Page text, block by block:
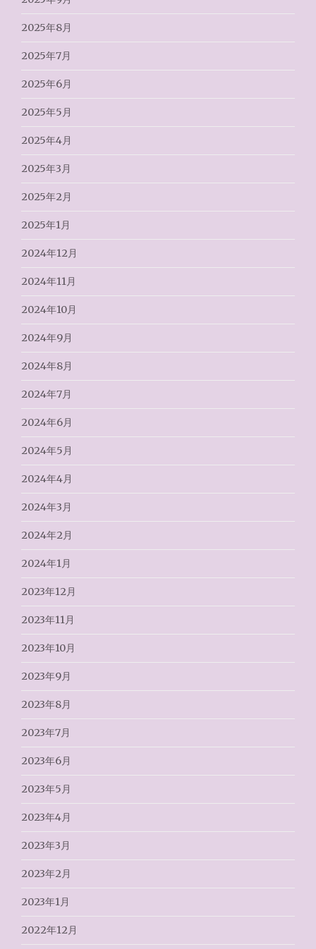
2025年8月
2025年7月
2025年6月
2025年5月
2025年4月
2025年3月
2025年2月
2025年1月
2024年12月
2024年11月
2024年10月
2024年9月
2024年8月
2024年7月
2024年6月
2024年5月
2024年4月
2024年3月
2024年2月
2024年1月
2023年12月
2023年11月
2023年10月
2023年9月
2023年8月
2023年7月
2023年6月
2023年5月
2023年4月
2023年3月
2023年2月
2023年1月
2022年12月